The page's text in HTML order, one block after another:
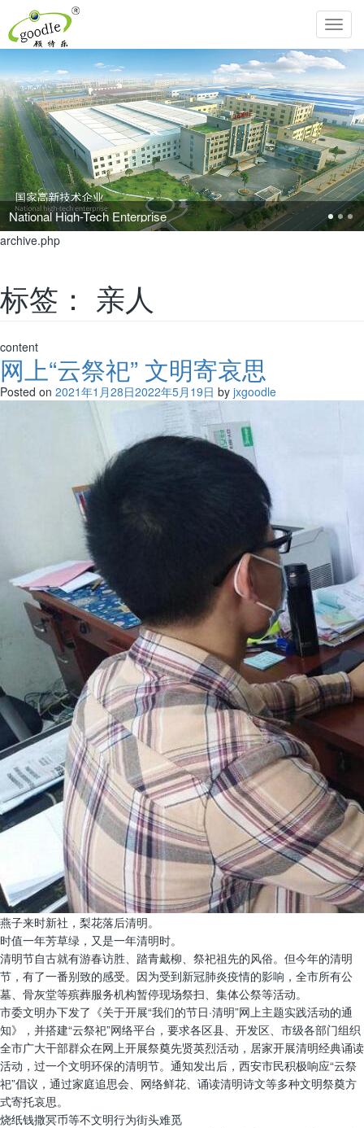
Pursue the perfection of life and inherit Chinese filial piety!
archive.php
标签： 亲人
content
网上“云祭祀” 文明寄哀思
Posted on 2021年1月28日2022年5月19日 by jxgoodle
燕子来时新社，梨花落后清明。
时值一年芳草绿，又是一年清明时。
清明节自古就有游春访胜、踏青戴柳、祭祀祖先的风俗。但今年的清明
节，有了一番别致的感受。因为受到新冠肺炎疫情的影响，全市所有公
墓、骨灰堂等殡葬服务机构暂停现场祭扫、集体公祭等活动。
市委文明办下发了《关于开展“我们的节日·清明”网上主题实践活动的通
知》，并搭建“云祭祀”网络平台，要求各区县、开发区、市级各部门组织
全市广大干部群众在网上开展祭奠先贤英烈活动，居家开展清明经典诵读
活动，过一个文明环保的清明节。通知发出后，西安市民积极响应“云祭
祀”倡议，通过家庭追思会、网络鲜花、诵读清明诗文等多种文明祭奠方
式寄托哀思。
烧纸钱撒冥币等不文明行为街头难觅